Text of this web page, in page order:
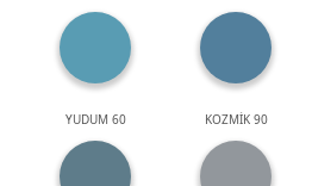
YUDUM 60 KOZMİK 90